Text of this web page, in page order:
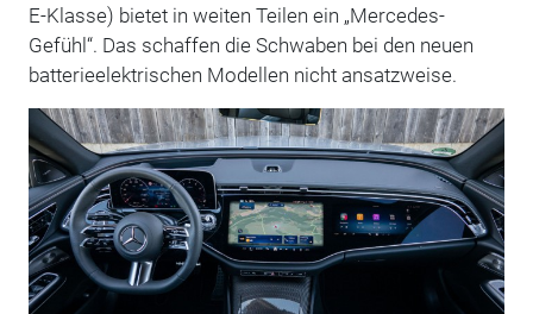
E-Klasse) bietet in weiten Teilen ein „Mercedes-
Gefühl“. Das schaffen die Schwaben bei den neuen
batterieelektrischen Modellen nicht ansatzweise.